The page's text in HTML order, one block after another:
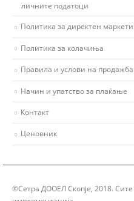
личните податоци
Политика за директен
Политика за колачиња
Правила и услови на продажба
Начин и упатство за плаќање
Контакт
Ценовник
©Сетра ДООЕЛ Скопје, 2018.